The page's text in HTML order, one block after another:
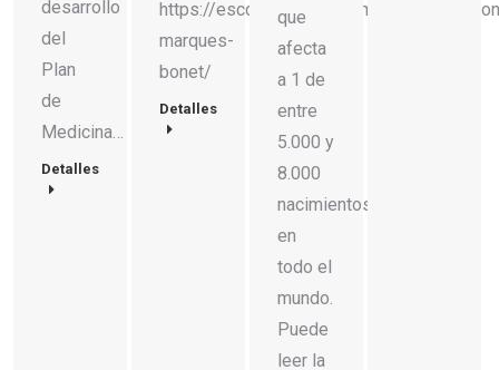
desarrollo
del
Plan
de
Medicina…
Detalles
https://escolaeuropeadhumanitats.com/
marques-
bonet/
Detalles
que
afecta
a 1 de
entre
5.000 y
8.000
nacimientos
en
todo el
mundo.
Puede
leer la